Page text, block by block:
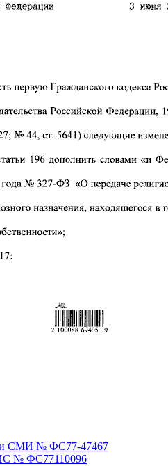
СМИ № ФС77-47467
№ ФС77110096